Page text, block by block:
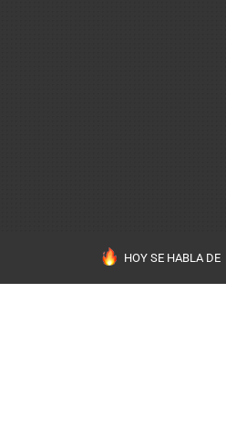
HOY SE HABLA DE